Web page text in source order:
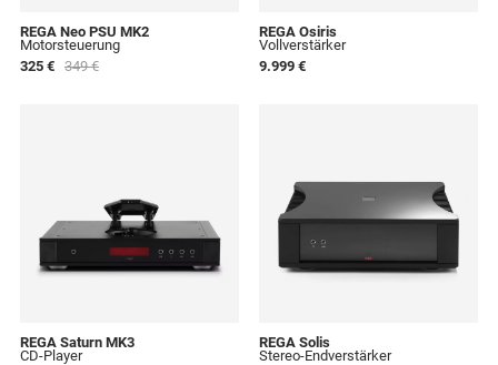
REGA Neo PSU MK2
Motorsteuerung
325 € 349 €
REGA Osiris
Vollverstärker
9.999 €
REGA Saturn MK3
CD-Player
REGA Solis
Stereo-Endverstärker